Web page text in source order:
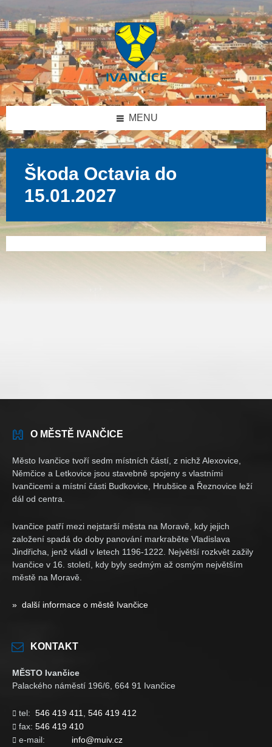
obsah
levý
panel
patičku
MENU
Škoda Octavia do
15.01.2027
O MĚSTĚ IVANČICE
Město Ivančice tvoří sedm místních částí, z nichž Alexovice,
Němčice a Letkovice jsou stavebně spojeny s vlastními
Ivančicemi a místní části Budkovice, Hrubšice a Řeznovice leží
dál od centra.
Ivančice patří mezi nejstarší města na Moravě, kdy jejich
založení spadá do doby panování markraběte Vladislava
Jindřicha, jenž vládl v letech 1196-1222. Největší rozkvět zažily
Ivančice v 16. století, kdy byly sedmým až osmým největším
městě na Moravě.
» další informace o městě Ivančice
KONTAKT
MĚSTO Ivančice
Palackého náměstí 196/6, 664 91 Ivančice
 tel: 546 419 411 546 419 412
 fax: 546 419 410
 e-mail: info@muiv.cz